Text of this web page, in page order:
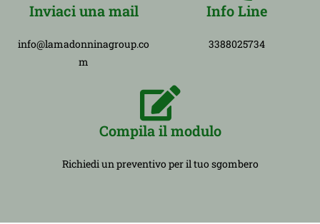
Inviaci una mail
info@lamadonninagroup.co
m
Info Line
3388025734
Compila il modulo
Richiedi un preventivo per il tuo sgombero